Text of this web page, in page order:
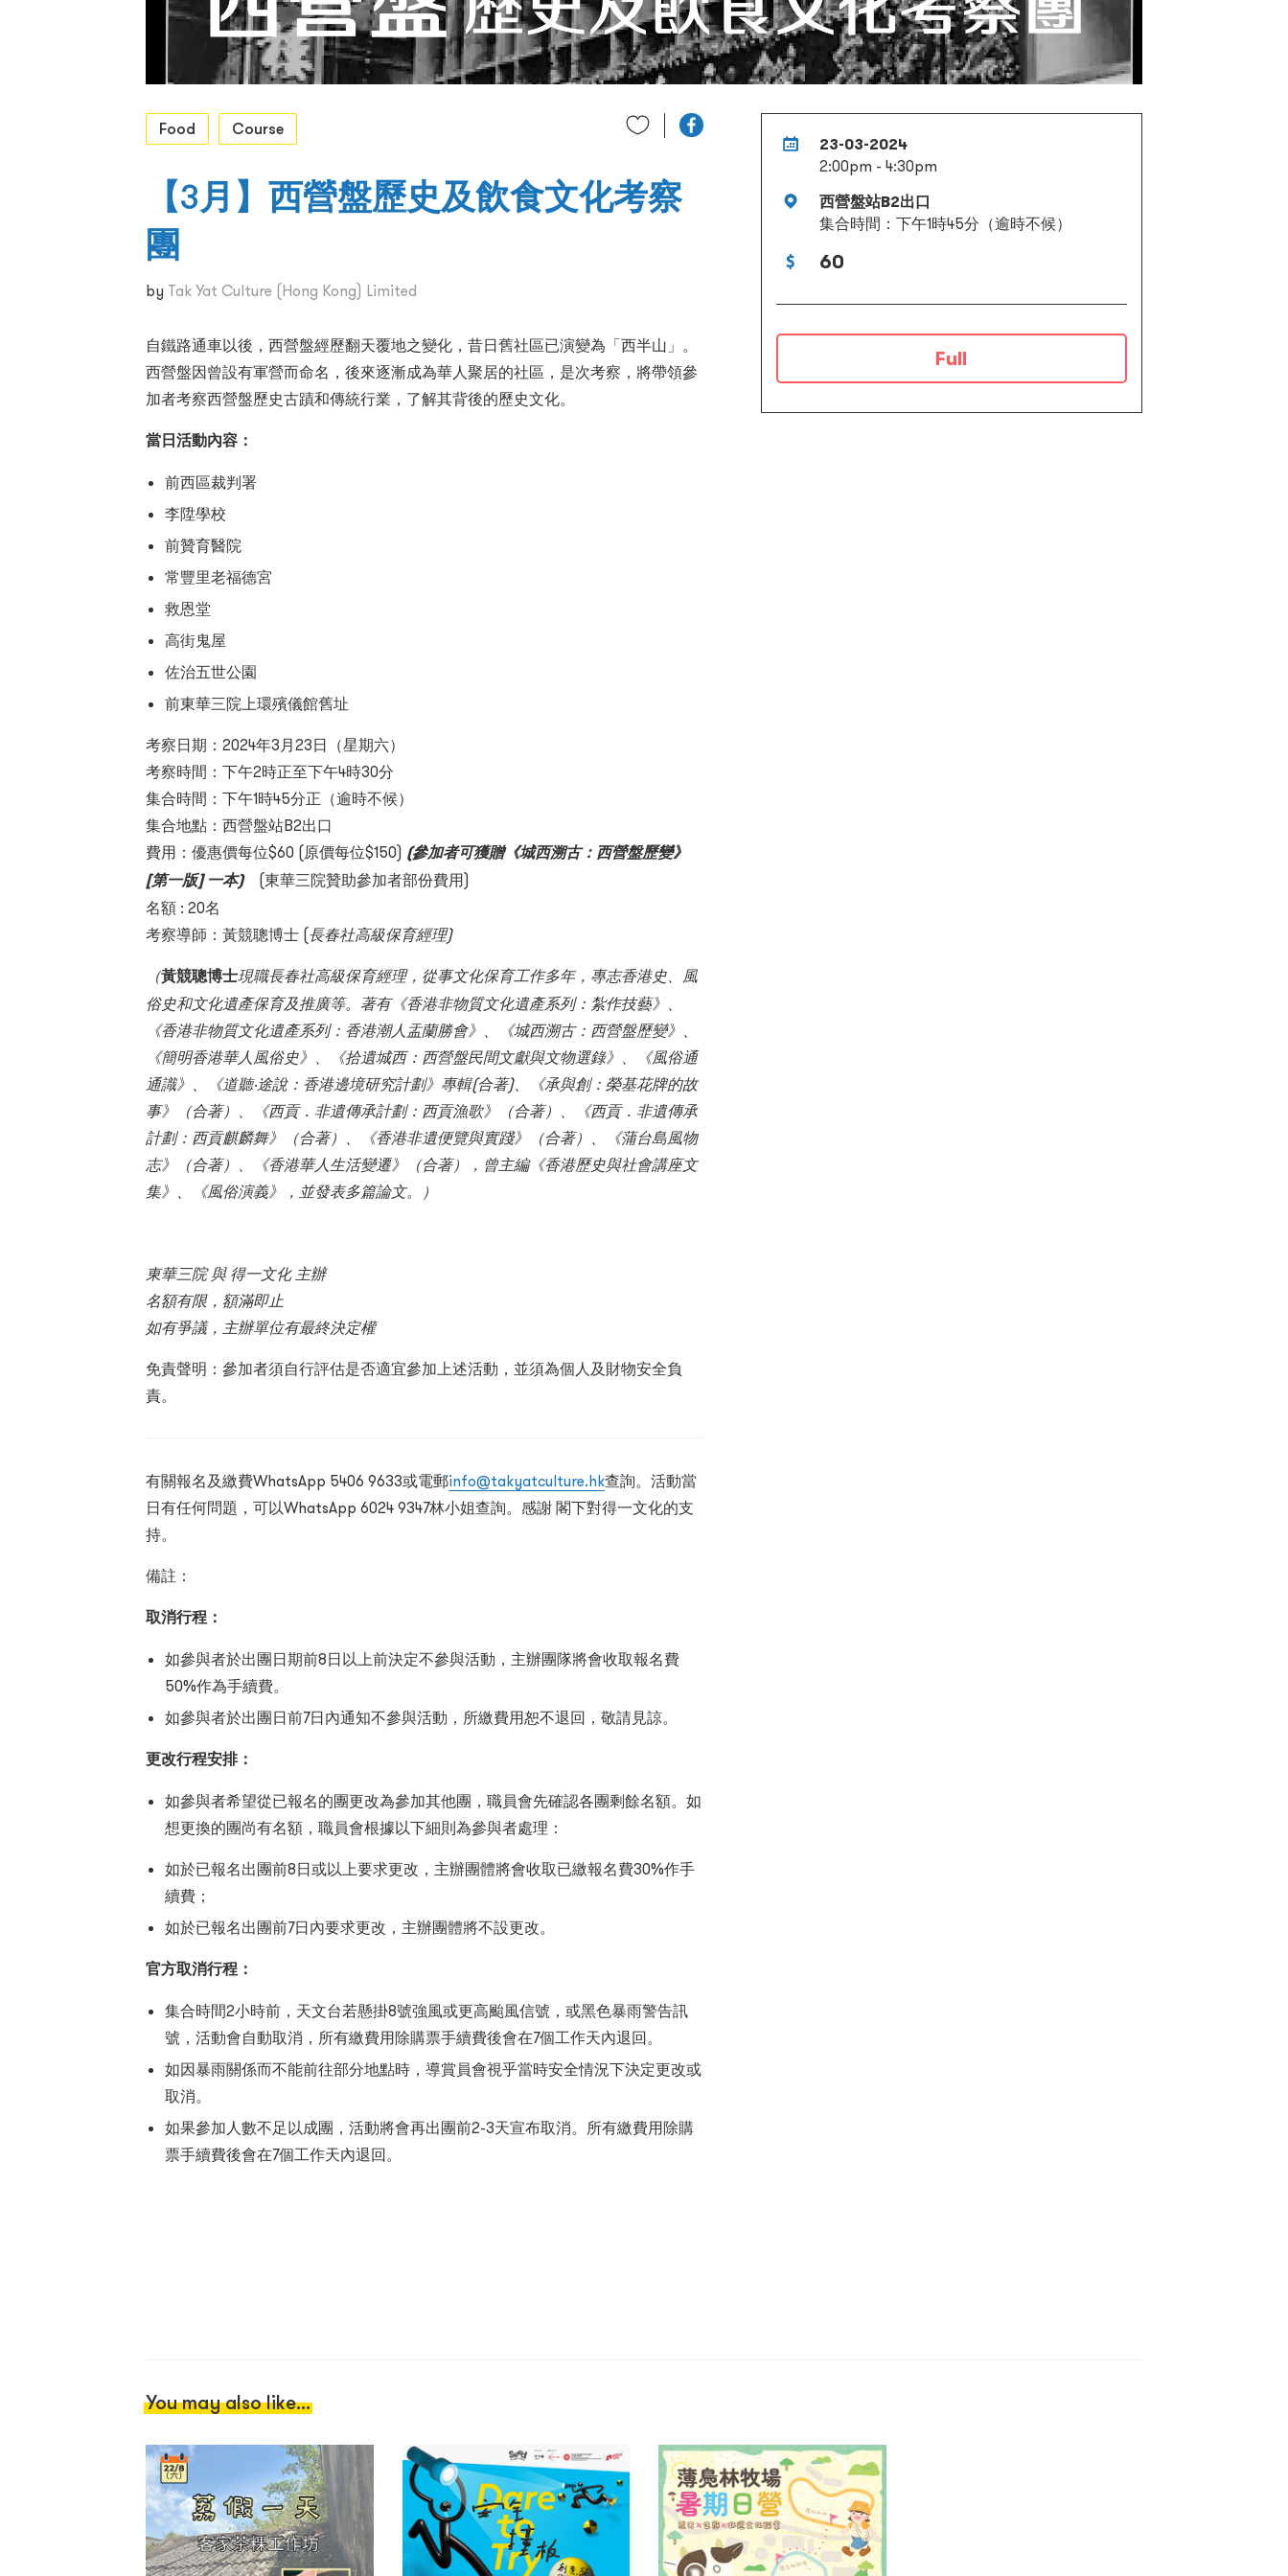
23-03-2024
2:00pm - 4:30pm
西營盤站B2出口
集合時間：下午1時45分（逾時不候）
60
Full
Food Course
【3月】西營盤歷史及飲食文化考察
團
by Tak Yat Culture (Hong Kong) Limited
自鐵路通車以後，西營盤經歷翻天覆地之變化，昔日舊社區已演變為「西半山」。
西營盤因曾設有軍營而命名，後來逐漸成為華人聚居的社區，是次考察，將帶領參
加者考察西營盤歷史古蹟和傳統行業，了解其背後的歷史文化。
當日活動內容：
前西區裁判署
李陞學校
前贊育醫院
常豐里老福德宮
救恩堂
高街鬼屋
佐治五世公園
前東華三院上環殯儀館舊址
考察日期：2024年3月23日（星期六）
考察時間：下午2時正至下午4時30分
集合時間：下午1時45分正（逾時不候）
集合地點：西營盤站B2出口
費用：優惠價每位$60 (原價每位$150) (參加者可獲贈《城西溯古：西營盤歷變》
[第一版] 一本)
(東華三院贊助參加者部份費用)
名額 : 20名
考察導師：黃競聰博士 (長春社高級保育經理)
（黃競聰博士現職長春社高級保育經理，從事文化保育工作多年，專志香港史、風
俗史和文化遺產保育及推廣等。著有《香港非物質文化遺產系列：紮作技藝》、
《香港非物質文化遺產系列：香港潮人盂蘭勝會》、《城西溯古：西營盤歷變》、
《簡明香港華人風俗史》、《拾遺城西：西營盤民間文獻與文物選錄》、《風俗通
通識》、《道聽‧途說：香港邊境研究計劃》專輯(合著)、《承與創：榮基花牌的故
事》（合著）、《西貢．非遺傳承計劃：西貢漁歌》（合著）、《西貢．非遺傳承
計劃：西貢麒麟舞》（合著）、《香港非遺便覽與實踐》（合著）、《蒲台島風物
志》（合著）、《香港華人生活變遷》（合著），曾主編《香港歷史與社會講座文
集》、《風俗演義》，並發表多篇論文。）
東華三院 與 得一文化 主辦
名額有限，額滿即止
如有爭議，主辦單位有最終決定權
免責聲明：參加者須自行評估是否適宜參加上述活動，並須為個人及財物安全負
責。
有關報名及繳費WhatsApp 5406 9633或電郵info@takyatculture.hk查詢。活動當
日有任何問題，可以WhatsApp 6024 9347林小姐查詢。 感謝 閣下對得一文化的支
持。
備註：
取消行程：
如參與者於出團日期前8日以上前決定不參與活動，主辦團隊將會收取報名費
50%作為手續費。
如參與者於出團日前7日內通知不參與活動，所繳費用恕不退回，敬請見諒。
更改行程安排：
如參與者希望從已報名的團更改為參加其他團，職員會先確認各團剩餘名額。如
想更換的團尚有名額，職員會根據以下細則為參與者處理：
如於已報名出團前8日或以上要求更改，主辦團體將會收取已繳報名費30%作手
續費；
如於已報名出團前7日內要求更改，主辦團體將不設更改。
官方取消行程：
集合時間2小時前，天文台若懸掛8號強風或更高颱風信號，或黑色暴雨警告訊
號，活動會自動取消，所有繳費用除購票手續費後會在7個工作天內退回。
如因暴雨關係而不能前往部分地點時，導賞員會視乎當時安全情況下決定更改或
取消。
如果參加人數不足以成團，活動將會再出團前2-3天宣布取消。所有繳費用除購
票手續費後會在7個工作天內退回。
You may also like...